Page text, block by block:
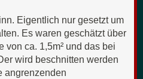
Eigentlich nur gesetzt um
Es waren geschätzt über
von ca. 1,5m² und das bei
wird beschnitten werden
angrenzenden